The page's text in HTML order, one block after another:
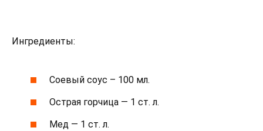
Ингредиенты:
Соевый соус – 100 мл.
Острая горчица — 1 ст. л.
Мед — 1 ст. л.